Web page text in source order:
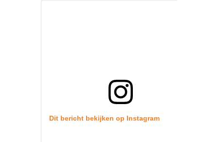
Dit bericht bekijken op Instagram